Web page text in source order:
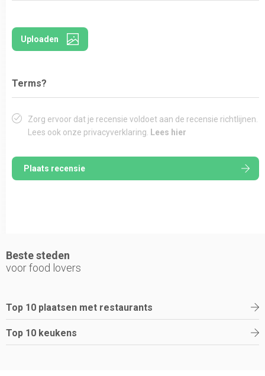
Uploaden
Terms?
Zorg ervoor dat je recensie voldoet aan de recensie richtlijnen.
Lees ook onze privacyverklaring.
Lees hier
Plaats recensie
Beste steden
voor food lovers
Top 10 plaatsen met restaurants
Top 10 keukens